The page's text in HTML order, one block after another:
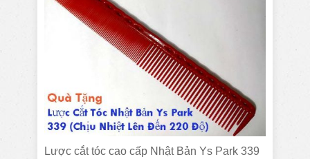
Lược cắt tóc cao cấp Nhật Bản Ys Park 339